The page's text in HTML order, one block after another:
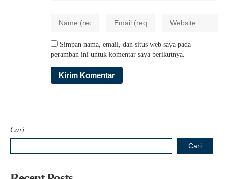
Simpan nama, email, dan situs web saya pada
peramban ini untuk komentar saya berikutnya.
Cari
Cari